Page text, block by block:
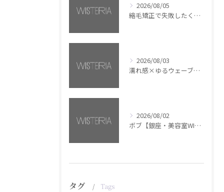
2026/08/05
縮毛矯正で失敗したくない方へ【銀座・美容室WISTERIA】
2026/08/03
濡れ感×ゆるウェーブミディアム【銀座・美容室WISTERIA】
2026/08/02
ボブ【銀座・美容室WISTERIA】
タグ Tags